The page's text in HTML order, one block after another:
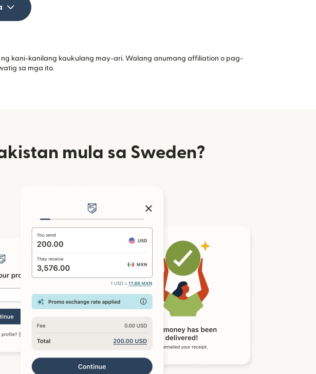
kani-kanilang kaukulang may-ari. Walang anumang affiliation o pag-
sa mga ito.
mula sa Sweden?